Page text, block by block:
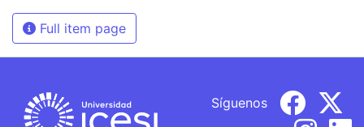
Full item page
Síguenos